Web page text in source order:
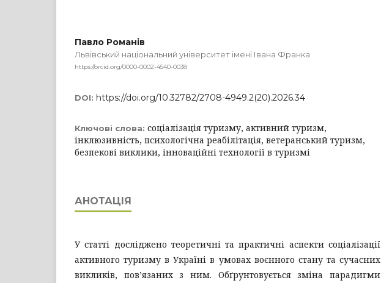
Павло Романів
Львівський національний університет імені Івана Франка
https://orcid.org/0000-0002-4540-0038
DOI: https://doi.org/10.32782/2708-4949.2(20).2026.34
Ключові слова: соціалізація туризму, активний туризм,
інклюзивність, психологічна реабілітація, ветеранський туризм,
безпекові виклики, інноваційні технології в туризмі
АНОТАЦІЯ
У статті досліджено теоретичні та практичні аспекти соціалізації
активного туризму в Україні в умовах воєнного стану та сучасних
викликів, пов’язаних з ним. Обґрунтовується зміна парадигми